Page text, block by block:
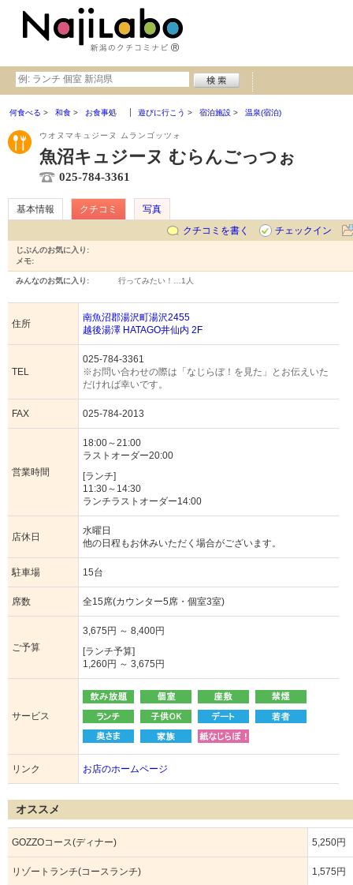
何食べる 和食 お食事処 遊びに行こう 宿泊施設 温泉(宿泊)
ウオヌマキュジーヌ ムランゴッツォ
魚沼キュジーヌ むらんごっつぉ
025-784-3361
基本情報 クチコミ
写真
クチコミを書く
チェックイン
じぶんのお気に入り:
メモ:
みんなのお気に入り: 行ってみたい！… 1人
住所
南魚沼郡湯沢町湯沢2455
越後湯澤 HATAGO井仙内 2F
TEL
025-784-3361
※お問い合わせの際は「なじらぼ！を見た」とお伝えいた
だければ幸いです。
FAX 025-784-2013
営業時間
18:00～21:00
ラストオーダー20:00
[ランチ]
11:30～14:30
ランチラストオーダー14:00
店休日
水曜日
他の日程もお休みいただく場合がございます。
駐車場 15台
席数 全15席(カウンター5席・個室3室)
ご予算
3,675円 ～ 8,400円
[ランチ予算]
1,260円 ～ 3,675円
サービス
リンク お店のホームページ
オススメ
GOZZOコース(ディナー) 5,250円
リゾートランチ(コースランチ) 1,575円